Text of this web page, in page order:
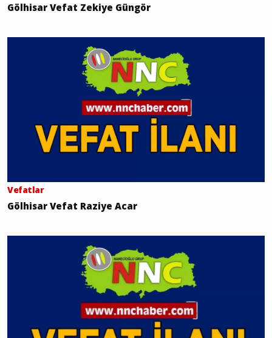
Gölhisar Vefat Zekiye Güngör
Vefatlar
Gölhisar Vefat Raziye Acar